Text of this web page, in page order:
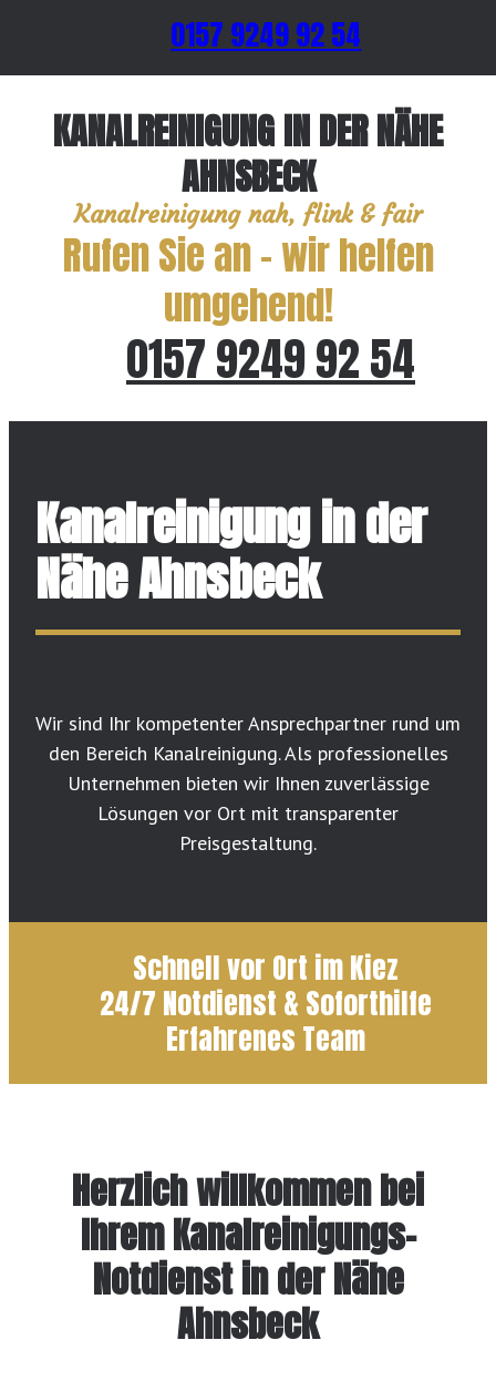
0157 9249 92 54
KANALREINIGUNG IN DER NÄHE
AHNSBECK
Kanalreinigung nah, flink & fair
Rufen Sie an – wir helfen
umgehend!
0157 9249 92 54
Kanalreinigung in der
Nähe Ahnsbeck
Wir sind Ihr kompetenter Ansprechpartner rund um
den Bereich Kanalreinigung. Als professionelles
Unternehmen bieten wir Ihnen zuverlässige
Lösungen vor Ort mit transparenter
Preisgestaltung.
Schnell vor Ort im Kiez
24/7 Notdienst & Soforthilfe
Erfahrenes Team
Herzlich willkommen bei
Ihrem Kanalreinigungs-
Notdienst in der Nähe
Ahnsbeck